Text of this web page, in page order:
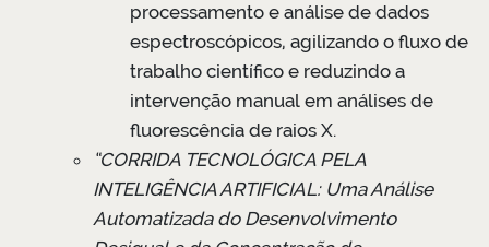
processamento e análise de dados
espectroscópicos, agilizando o fluxo de
trabalho científico e reduzindo a
intervenção manual em análises de
fluorescência de raios X.
“CORRIDA TECNOLÓGICA PELA
INTELIGÊNCIA ARTIFICIAL: Uma Análise
Automatizada do Desenvolvimento